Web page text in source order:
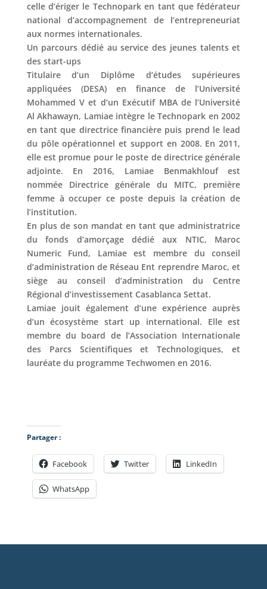
celle d’ériger le Technopark en tant que fédérateur
national d’accompagnement de l’entrepreneuriat
aux normes internationales.
Un parcours dédié au service des jeunes talents et
des start-ups
Titulaire d’un Diplôme d’études supérieures
appliquées (DESA) en finance de l’Université
Mohammed V et d’un Exécutif MBA de l’Université
Al Akhawayn, Lamiae intègre le Technopark en 2002
en tant que directrice financière puis prend le lead
du pôle opérationnel et support en 2008. En 2011,
elle est promue pour le poste de directrice générale
adjointe. En 2016, Lamiae Benmakhlouf est
nommée Directrice générale du MITC, première
femme à occuper ce poste depuis la création de
l’institution.
En plus de son mandat en tant que administratrice
du fonds d’amorçage dédié aux NTIC, Maroc
Numeric Fund, Lamiae est membre du conseil
d’administration de Réseau Ent reprendre Maroc, et
siège au conseil d’administration du Centre
Régional d’investissement Casablanca Settat.
Lamiae jouit également d’une expérience auprès
d’un écosystème start up international. Elle est
membre du board de l’Association Internationale
des Parcs Scientifiques et Technologiques, et
lauréate du programme Techwomen en 2016.
Partager :
Facebook Twitter LinkedIn
WhatsApp